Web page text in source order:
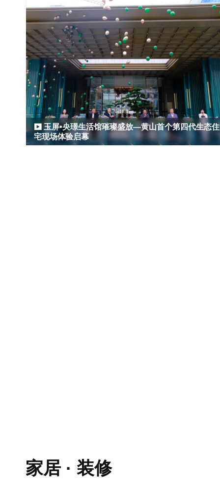
玉屏•央璟生活馆璀璨盛放—黄山首个第四代生态住
宅现场体验启幕
家居 · 装修